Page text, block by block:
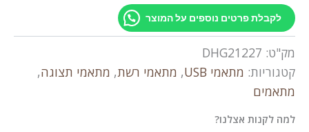
MINI
DP
HDMI
לקבלת פרטים נוספים על המוצר
מק"ט: DHG21227
קטגוריות: מתאמי USB , מתאמי רשת, מתאמי תצוגה,
מתאמים
למה לקנות אצלנו?